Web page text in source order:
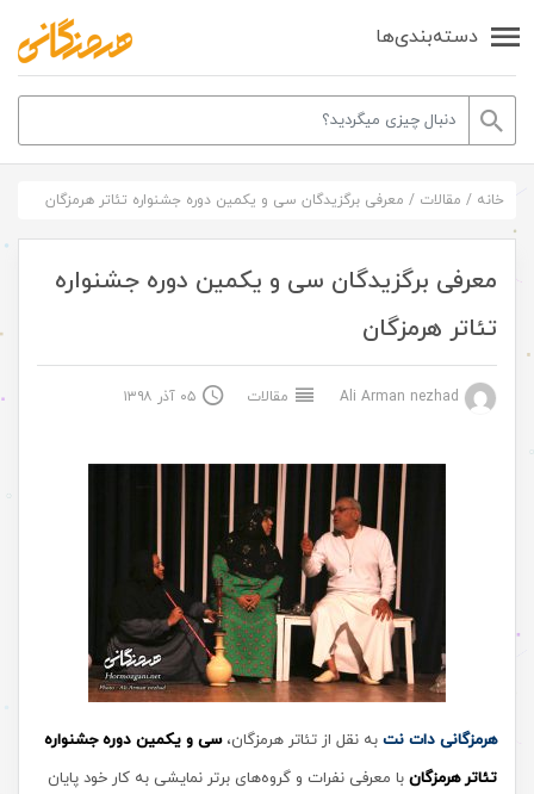
دسته‌بندی‌ها
خانه / مقالات / معرفی برگزیدگان سی و یکمین دوره جشنواره تئاتر هرمزگان
معرفی برگزیدگان سی و یکمین دوره جشنواره
تئاتر هرمزگان
مقالات ۰۵ آذر ۱۳۹۸
هرمزگانی دات نت به نقل از تئاتر هرمزگان،سی و یکمین دوره جشنواره
تئاتر هرمزگان با معرفی نفرات و گروه‌های برتر نمایشی به کار خود پایان